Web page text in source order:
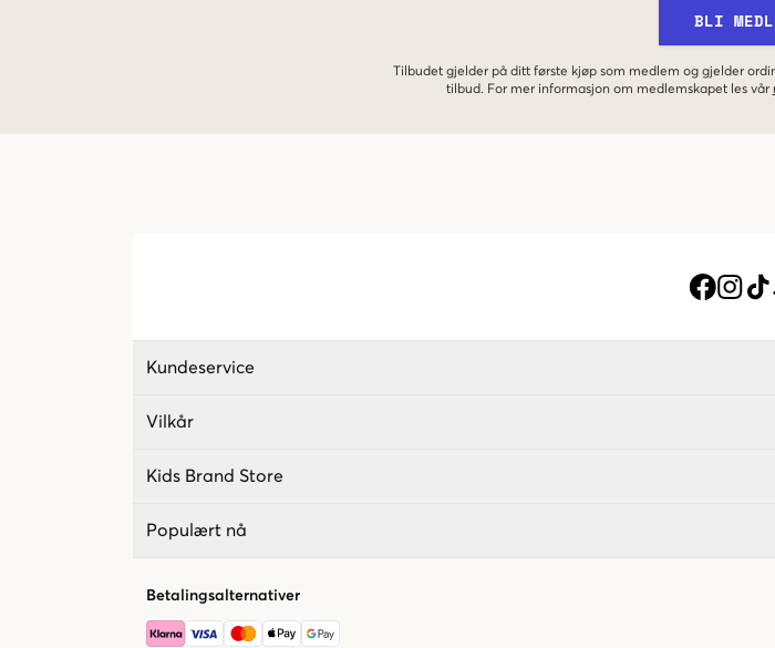
BLI
Tilbudet gjelder på ditt første kjøp som medlem og gjelder
tilbud. For mer informasjon om medlemskapet les vår
Kundeservice
Vilkår
Kids Brand Store
Populært nå
Betalingsalternativer